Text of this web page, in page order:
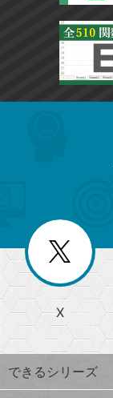
じ
る
search
検
索
上
昇
ワ
ー
ド
閉
じ
る
ー
か
ら
探
す
X
できるシリーズ